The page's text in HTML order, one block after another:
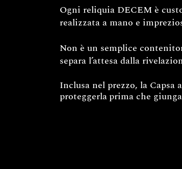
Ogni reliquia DECEM è
realizzata a mano e
Non è un semplice
separa l’attesa dalla
Inclusa nel prezzo, la Capsa
proteggerlaprima che